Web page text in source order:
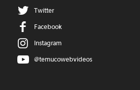
Twitter
Facebook
Instagram
@temucowebvideos